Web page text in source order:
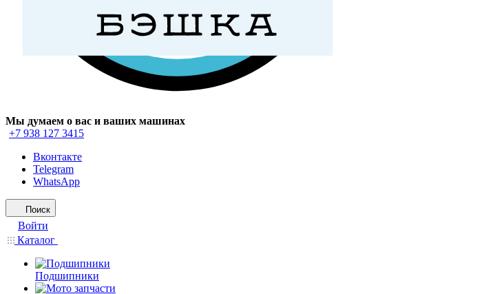
Мы думаем о вас и ваших машинах
+7 938 127 3415
Вконтакте
Telegram
WhatsApp
Поиск
Войти
Каталог
Подшипники